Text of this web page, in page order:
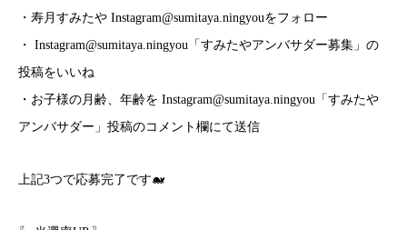
・寿月すみたや Instagram@sumitaya.ningyouをフォロー
・ Instagram@sumitaya.ningyou「すみたやアンバサダー募集」の
投稿をいいね
・お子様の月齢、年齢を Instagram@sumitaya.ningyou「すみたや
アンバサダー」投稿のコメント欄にて送信
上記3つで応募完了です🐋